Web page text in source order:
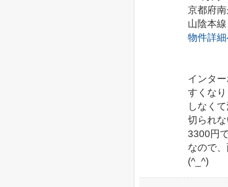
京都府
山陰本
物件詳
インタ
すくな
しなく
切られ
3300円
なので
(^_^)